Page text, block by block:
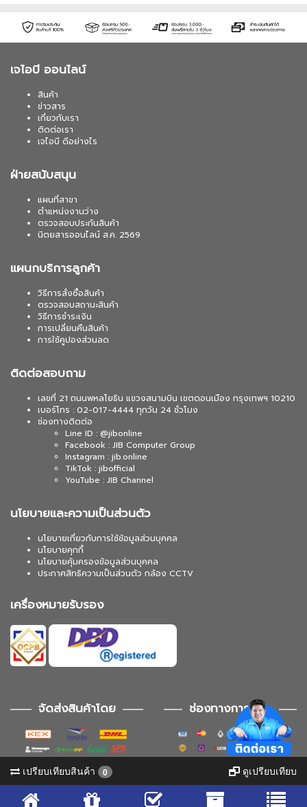
เจไอบี ออนไลน์
สินค้า
ข่าวสาร
เกี่ยวกับเรา
ติดต่อเรา
เจไอบี ดีอย่างไร
ฝ่ายสนับสนุน
แผนที่สาขา
ตำแหน่งงานว่าง
ตรวจสอบประกันสินค้า
นิตยสารออนไลน์ ส.ค. 2569
แผนกบริการลูกค้า
วิธีการสั่งซื้อสินค้า
ตรวจสอบสถานะสินค้า
วิธีการชำระเงิน
การเปลี่ยนคืนสินค้า
การใช้คูปองส่วนลด
ติดต่อสอบถาม
เลขที่ 21 ถนนพหลโยธิน แขวงสนามบิน เขตดอนเมือง กรุงเทพฯ 10210
เบอร์โทร : 02-017-4444 ทุกวัน 24 ชั่วโมง
ช่องทางติดต่อ
Line ID : @jibonline
Facebook : JIB Computer Group
Instagram : jib.online
TikTok : jibofficial
YouTube : JIB Channel
นโยบายและความเป็นส่วนตัว
นโยบายเกี่ยวกับการใช้ข้อมูลส่วนบุคคล
นโยบายคุกกี้
นโยบายคุ้มครองข้อมูลส่วนบุคคล
ประกาศสิทธิความเป็นส่วนตัว กล้อง CCTV
เครื่องหมายรับรอง
จัดส่งสินค้าโดย ช่องทางการชำระ
ช่องทางการติดตาม
เปรียบเทียบสินค้า 0 ดูเปรียบเทียบ